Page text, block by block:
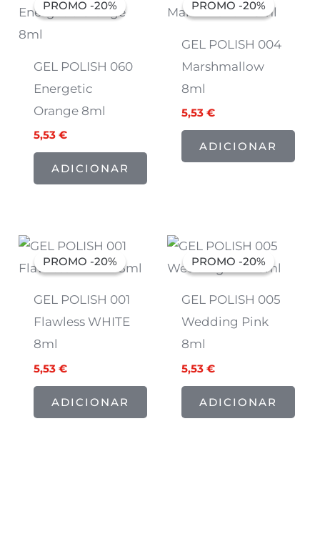
PROMO -20%
PROMO -20%
GEL POLISH 060
Energetic
Orange 8ml
original
era:
6,91 €.
5,53 €
atual
ADICIONAR
PROMO -20%
PROMO -20%
GEL POLISH 004
Marshmallow
8ml
original
6,91 €.
5,53€
atual
5,53 €.
ADICIONAR
PROMO -20%
PROMO -20%
GEL POLISH 001
Flawless WHITE
8ml
O
preço
original
6,91 €.
5,53 €
O
preço
atual
5,53 €.
ADICIONAR
PROMO -20%
PROMO -20%
GEL POLISH 005
Wedding Pink
8ml
O
preço
original
6,91 €.
5,53€
O
preço
atual
5,53 €.
ADICIONAR